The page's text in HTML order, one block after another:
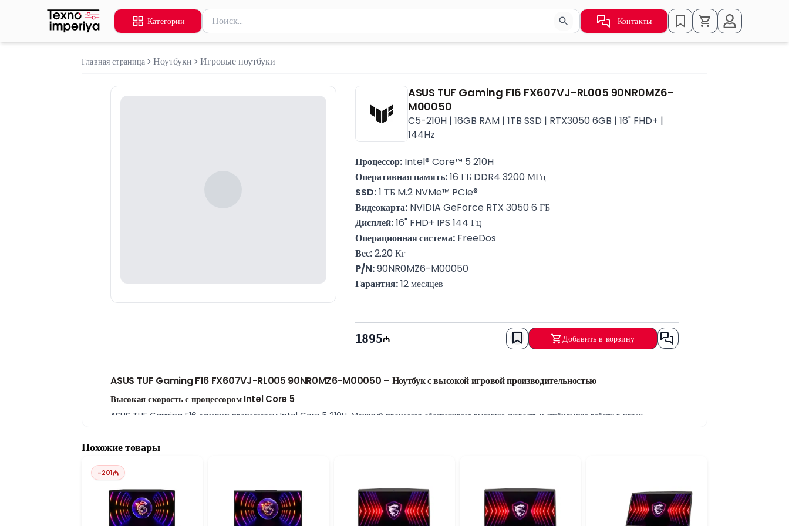
Категории
Поиск товаров
Введите минимум 2 символа для поиска. Нажмите Enter для отправки или используйте стрелки для навигации по результатам.
Контакты
Главная страница Ноутбуки Игровые ноутбуки
ASUS TUF Gaming F16 FX607VJ-RL005 90NR0MZ6-
M00050
C5-210H | 16GB RAM | 1TB SSD | RTX3050 6GB | 16" FHD+ |
144Hz
Процессор: Intel® Core™ 5 210H
Оперативная память: 16 ГБ DDR4 3200 МГц
SSD: 1 ТБ M.2 NVMe™ PCIe®
Видеокарта: NVIDIA GeForce RTX 3050 6 ГБ
Дисплей: 16" FHD+ IPS 144 Гц
Операционная система: FreeDos
Вес: 2.20 Кг
P/N: 90NR0MZ6-M00050
Гарантия: 12 месяцев
1895 Добавить в корзину
ASUS TUF Gaming F16 FX607VJ-RL005 90NR0MZ6-M00050 – Ноутбук с высокой игровой производительностью
Высокая скорость с процессором Intel Core 5
ASUS TUF Gaming F16 оснащен процессором Intel Core 5 210H. Мощный процессор обеспечивает высокую скорость и стабильную работу в играх,
запускать систему, ускоряет загрузку игр и программ, а также обеспечивает удобное хранение больших файлов.
Видеокарта NVIDIA RTX 3050 для игрового опыта
ASUS TUF Gaming F16 оснащен видеокартой NVIDIA GeForce RTX 3050 6GB. Мощная графика обеспечивает стабильную производительность в
современных играх и эффективную работу с графическими приложениями. Технологии RTX позволяют получить более реалистичное изображение и
Похожие товары
-201